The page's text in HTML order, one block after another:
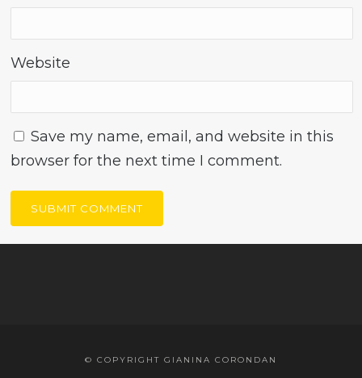
Website
Save my name, email, and website in this
browser for the next time I comment.
© COPYRIGHT GIANINA CORONDAN